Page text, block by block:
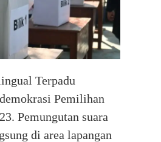
Terpadu
Pemilihan
Pemungutan suara
di area lapangan